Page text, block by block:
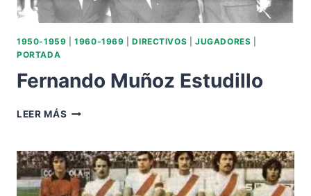
1950-1959 |1960-1969 |DIRECTIVOS |JUGADORES
PORTADA
Fernando Muñoz Estudillo
LEER MÁS FERNANDO